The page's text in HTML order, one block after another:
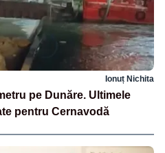
Ionuț Nichita
pe Dunăre. Ultimele
pentru Cernavodă